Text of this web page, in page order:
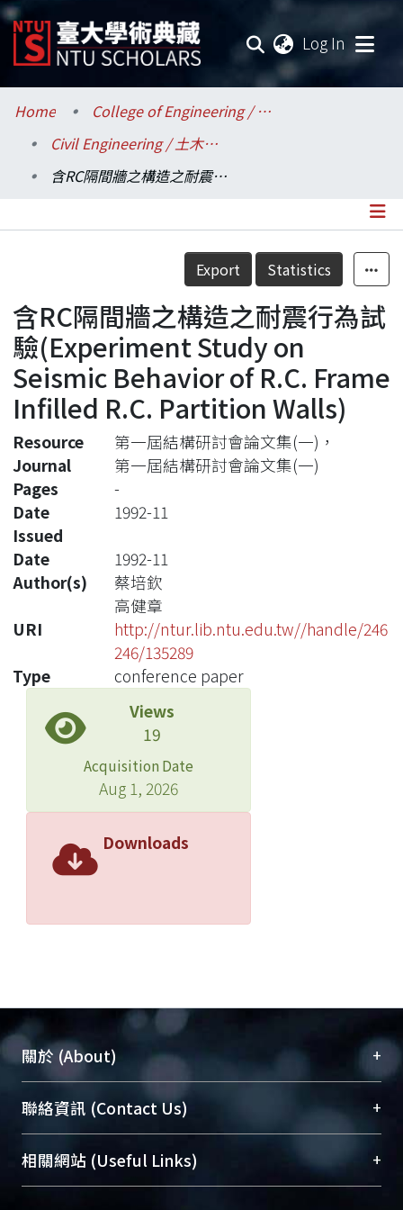
Log In
Communities & Collections
Research Outputs
Statistics
Home
College of Engineering / 工學院
Civil Engineering / 土木工程學系
含RC隔間牆之構造之耐震行為試驗(Experiment Study on Seismic Behavior of R.C. Frame Infilled R.C. Partition Walls)
Details
Export Statistics
含RC隔間牆之構造之耐震行為試
驗(Experiment Study on
Seismic Behavior of R.C. Frame
Infilled R.C. Partition Walls)
Resource
第一屆結構研討會論文集(一)，
Journal
第一屆結構研討會論文集(一)
Pages
-
Date
Issued
1992-11
Date
1992-11
Author(s)
蔡培欽
高健章
URI
http://ntur.lib.ntu.edu.tw//handle/246
246/135289
Type
conference paper
Views
19
Acquisition Date
Aug 1, 2026
Downloads
關於 (About) +
臺大位居世界頂尖大學之列，為永久珍藏及向國際
展現本校豐碩的研究成果及學術能量，圖書館整合
機構典藏（NTUR）與學術庫（AH）不同功能平
台，成為臺大學術典藏NTU scholars。期能整合研
聯絡資訊 (Contact Us) +
總館學科館員(Main Library)
醫學圖書館學科館員(Medical Library)
相關網站 (Useful Links) +